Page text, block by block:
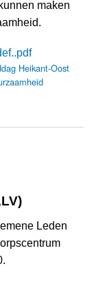
maken
Heikant-Oost
Leden